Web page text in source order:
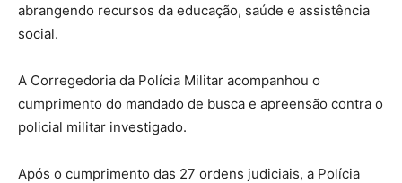
abrangendo recursos da educação, saúde e assistência
social.
A Corregedoria da Polícia Militar acompanhou o
cumprimento do mandado de busca e apreensão contra o
policial militar investigado.
Após o cumprimento das 27 ordens judiciais, a Polícia